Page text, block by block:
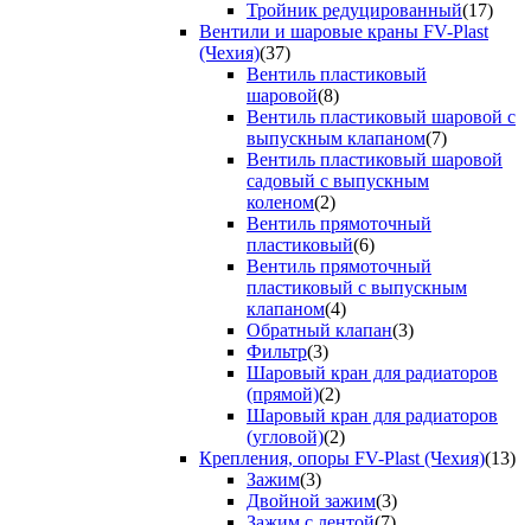
Тройник редуцированный(17)
Вентили и шаровые краны FV-Plast
(Чехия)(37)
Вентиль пластиковый
шаровой(8)
Вентиль пластиковый шаровой с
выпускным клапаном(7)
Вентиль пластиковый шаровой
садовый с выпускным
коленом(2)
Вентиль прямоточный
пластиковый(6)
Вентиль прямоточный
пластиковый с выпускным
клапаном(4)
Обратный клапан(3)
Фильтр(3)
Шаровый кран для радиаторов
(прямой)(2)
Шаровый кран для радиаторов
(угловой)(2)
Крепления, опоры FV-Plast (Чехия)(13)
Зажим(3)
Двойной зажим(3)